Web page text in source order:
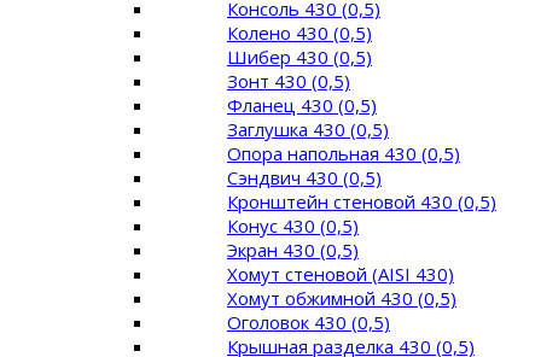
Консоль 430 (0,5)
Колено 430 (0,5)
Шибер 430 (0,5)
Зонт 430 (0,5)
Фланец 430 (0,5)
Заглушка 430 (0,5)
Опора напольная 430 (0,5)
Сэндвич 430 (0,5)
Кронштейн стеновой 430 (0,5)
Конус 430 (0,5)
Экран 430 (0,5)
Хомут стеновой (AISI 430)
Хомут обжимной 430 (0,5)
Оголовок 430 (0,5)
Крышная разделка 430 (0,5)